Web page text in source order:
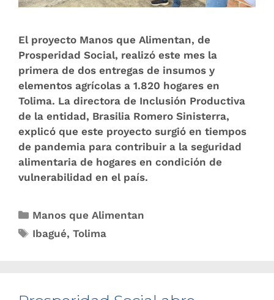
El proyecto Manos que Alimentan, de
Prosperidad Social, realizó este mes la
primera de dos entregas de insumos y
elementos agrícolas a 1.820 hogares en
Tolima. La directora de Inclusión Productiva
de la entidad, Brasilia Romero Sinisterra,
explicó que este proyecto surgió en tiempos
de pandemia para contribuir a la seguridad
alimentaria de hogares en condición de
vulnerabilidad en el país.
Manos que Alimentan
Ibagué,Tolima